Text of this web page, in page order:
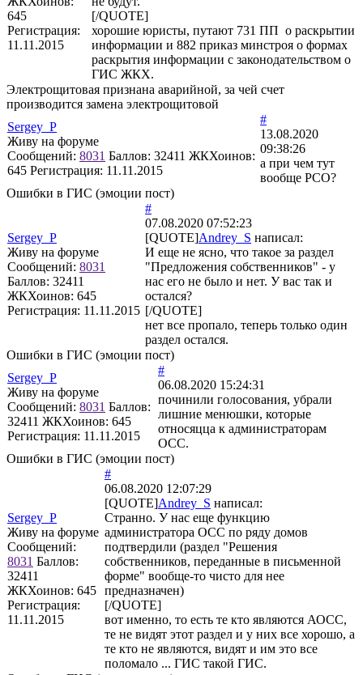
645
Регистрация:
11.11.2015
[/QUOTE]
хорошие юристы, путают 731 ПП о раскрытии
информации и 882 приказ минстроя о формах
раскрытия информации с законодательством о
ГИС ЖКХ.
Электрощитовая признана аварийной, за чей счет
производится замена электрощитовой
Sergey_P
Живу на форуме
Сообщений: 8031 Баллов: 32411 ЖКХоинов:
645 Регистрация: 11.11.2015
#
13.08.2020
09:38:26
а при чем тут
вообще РСО?
Ошибки в ГИС (эмоции пост)
Sergey_P
Живу на форуме
Сообщений: 8031
Баллов: 32411
ЖКХоинов: 645
Регистрация: 11.11.2015
#
07.08.2020 07:52:23
[QUOTE]Andrey_S написал:
И еще не ясно, что такое за раздел
"Предложения собственников" - у
нас его не было и нет. У вас так и
остался?
[/QUOTE]
нет все пропало, теперь только один
раздел остался.
Ошибки в ГИС (эмоции пост)
Sergey_P
Живу на форуме
Сообщений: 8031 Баллов:
32411 ЖКХоинов: 645
Регистрация: 11.11.2015
#
06.08.2020 15:24:31
починили голосования, убрали
лишние менюшки, которые
относяцца к администраторам
ОСС.
Ошибки в ГИС (эмоции пост)
Sergey_P
Живу на форуме
Сообщений:
8031 Баллов:
32411
ЖКХоинов: 645
Регистрация:
11.11.2015
#
06.08.2020 12:07:29
[QUOTE]Andrey_S написал:
Странно. У нас еще функцию
администратора ОСС по ряду домов
подтвердили (раздел "Решения
собственников, переданные в письменной
форме" вообще-то чисто для нее
предназначен)
[/QUOTE]
вот именно, то есть те кто являются АОСС,
те не видят этот раздел и у них все хорошо, а
те кто не являются, видят и им это все
поломало ... ГИС такой ГИС.